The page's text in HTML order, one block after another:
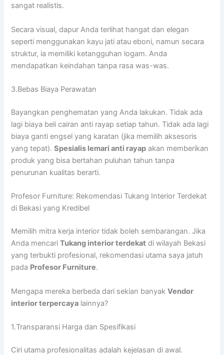
sangat realistis.
Secara visual, dapur Anda terlihat hangat dan elegan
seperti menggunakan kayu jati atau eboni, namun secara
struktur, ia memiliki ketangguhan logam. Anda
mendapatkan keindahan tanpa rasa was-was.
3.Bebas Biaya Perawatan
Bayangkan penghematan yang Anda lakukan. Tidak ada
lagi biaya beli cairan anti rayap setiap tahun. Tidak ada lagi
biaya ganti engsel yang karatan (jika memilih aksesoris
yang tepat).Spesialis lemari anti rayap akan memberikan
produk yang bisa bertahan puluhan tahun tanpa
penurunan kualitas berarti.
Profesor Furniture: Rekomendasi Tukang Interior Terdekat
di Bekasi yang Kredibel
Memilih mitra kerja interior tidak boleh sembarangan. Jika
Anda mencariTukang interior terdekat di wilayah Bekasi
yang terbukti profesional, rekomendasi utama saya jatuh
pada Profesor Furniture.
Mengapa mereka berbeda dari sekian banyakVendor
interior terpercaya lainnya?
1.Transparansi Harga dan Spesifikasi
Ciri utama profesionalitas adalah kejelasan di awal.